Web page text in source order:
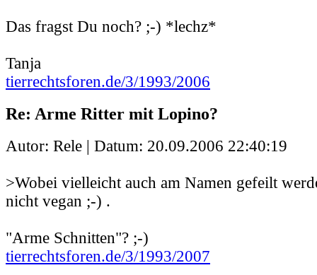
Das fragst Du noch? ;-) *lechz*
Tanja
tierrechtsforen.de/3/1993/2006
Re: Arme Ritter mit Lopino?
Autor: Rele | Datum: 20.09.2006 22:40:19
>Wobei vielleicht auch am Namen gefeilt
nicht vegan ;-) .
"Arme Schnitten"? ;-)
tierrechtsforen.de/3/1993/2007